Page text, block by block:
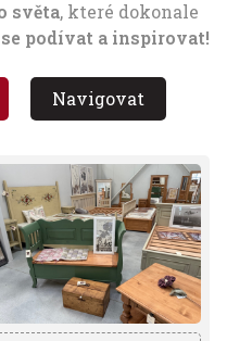
světa, které dokonale
podívat a inspirovat!
Navigovat